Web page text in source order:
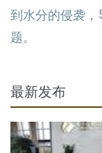
到水分的侵袭，
题。
最新发布